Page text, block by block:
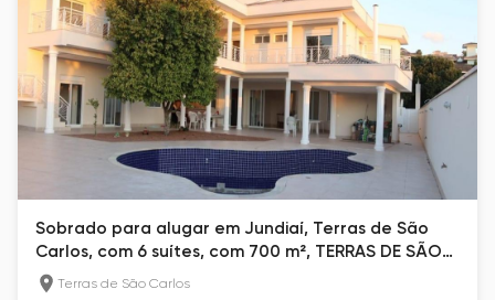
Sobrado para alugar em Jundiaí, Terras de São
Carlos, com 6 suítes, com 700 m², TERRAS DE SÃO
CARLOS
Terras de São Carlos